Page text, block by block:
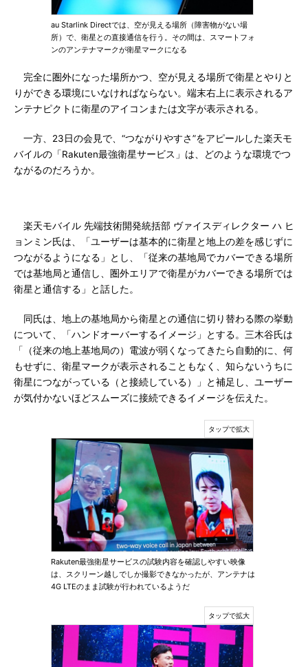
au Starlink Directでは、空が見える場所（障害物がない場
所）で、衛星との直接通信を行う。その間は、スマートフォ
ンのアンテナマークが衛星マークになる
完全に圏外になった場所かつ、空が見える場所で衛星とやりと
りができる環境にいなければならない。端末右上に表示されるア
ンテナピクトに衛星のアイコンまたは文字が表示される。
一方、23日の会見で、“つながりやすさ”をアピールした楽天モ
バイルの「Rakuten最強衛星サービス」は、どのような環境でつ
ながるのだろうか。
楽天モバイル 先端技術開発統括部 ヴァイスディレクター ハ ヒ
ョンミン氏は、「ユーザーは基本的に衛星と地上の差を感じずに
つながるようになる」とし、「従来の基地局でカバーできる場所
では基地局と通信し、圏外エリアで衛星がカバーできる場所では
衛星と通信する」と話した。
同氏は、地上の基地局から衛星との通信に切り替わる際の挙動
について、「ハンドオーバーするイメージ」とする。三木谷氏は
「（従来の地上基地局の）電波が弱くなってきたら自動的に、何
もせずに、衛星マークが表示されることもなく、知らないうちに
衛星につながっている（と接続している）」と補足し、ユーザー
が気付かないほどスムーズに接続できるイメージを伝えた。
Rakuten最強衛星サービスの試験内容を確認しやすい映像
は、スクリーン越しでしか撮影できなかったが、アンテナは
4G LTEのまま試験が行われているようだ